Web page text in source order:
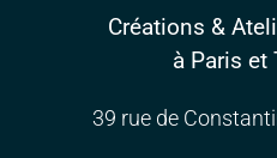
Créations &
à Paris et
39 rue de